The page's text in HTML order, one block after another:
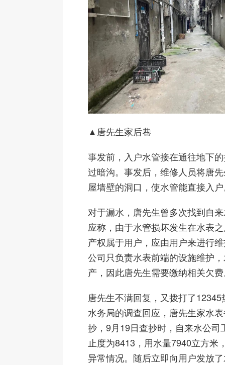
▲唐先生家后巷
事发前，入户水管接在通往地下
过暗沟。事发后，维修人员将唐
屋墙壁的洞口，使水管能直接入
对于漏水，唐先生曾多次找到自
应称，由于水管损坏发生在水表
产权属于用户，应由用户来进行
公司只负责水表前端的设施维护
产，因此唐先生需要缴纳相关欠
唐先生不满回复，又拨打了
水务局的调查回应，唐先生家水
抄，9月19日查抄时，自来水公司
止度为8413，用水量7940立方米
异常情况。随后立即向用户发放